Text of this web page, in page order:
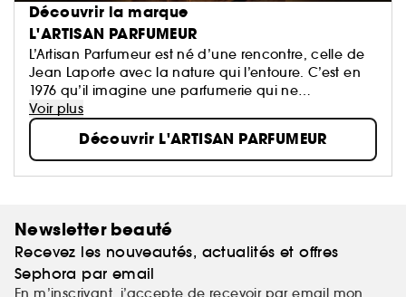
Découvrir la marque
L'ARTISAN PARFUMEUR
L’Artisan Parfumeur est né d’une rencontre, celle de
Jean Laporte avec la nature qui l’entoure. C’est en
1976 qu’il imagine une parfumerie qui ne
ressemblera à aucune autre. Donnant carte
blanche aux artisans parfumeurs, les créations de la
Maison sont empreintes d’audace et exaltent les
différentes facettes de la nature.
Voir plus
Découvrir L'ARTISAN PARFUMEUR
Newsletter beauté
Recevez les nouveautés, actualités et offres
Sephora par email
En m’inscrivant, j’accepte de recevoir par email mon